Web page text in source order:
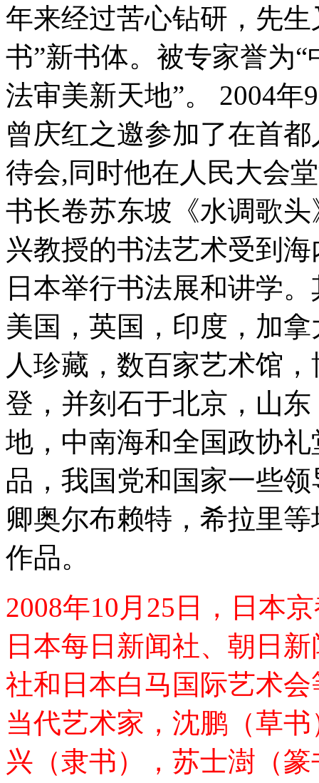
年来经过苦心钻研，先
书”新书体。被专家誉为
法审美新天地”。 2004
曾庆红之邀参加了在首
待会,同时他在人民大会
书长卷苏东坡《水调歌
兴教授的书法艺术受到
日本举行书法展和讲学
美国，英国，印度，加
人珍藏，数百家艺术馆
登，并刻石于北京，山
地，中南海和全国政协
品，我国党和国家一些
卿奥尔布赖特，希拉里
作品。
2008年10月25日，日本
日本每日新闻社、朝日
社和日本白马国际艺术
当代艺术家，沈鹏（草
兴（隶书），苏士澍（